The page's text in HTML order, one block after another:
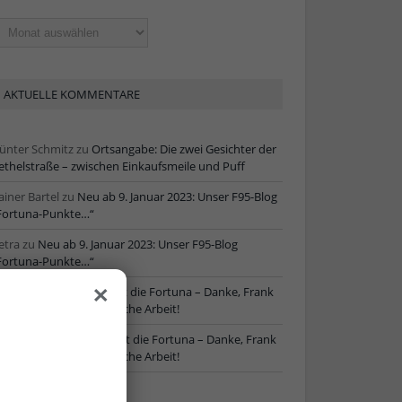
AKTUELLE KOMMENTARE
Schmitzzu Ortsangabe: Die zwei Gesichter der
– zwischen Einkaufsmeile und Puff
Bartel zu Neu ab 9. Januar 2023: Unser F95-Blog
Punkte…“
zu Neu ab 9. Januar 2023: Unser F95-Blog
Punkte…“
NLZ-Chef verlässt die Fortuna – Danke, Frank
Schaefer, für die erfolgreiche Arbeit!
NLZ-Chef verlässt die Fortuna – Danke, Frank
Schaefer, für die erfolgreiche Arbeit!
×